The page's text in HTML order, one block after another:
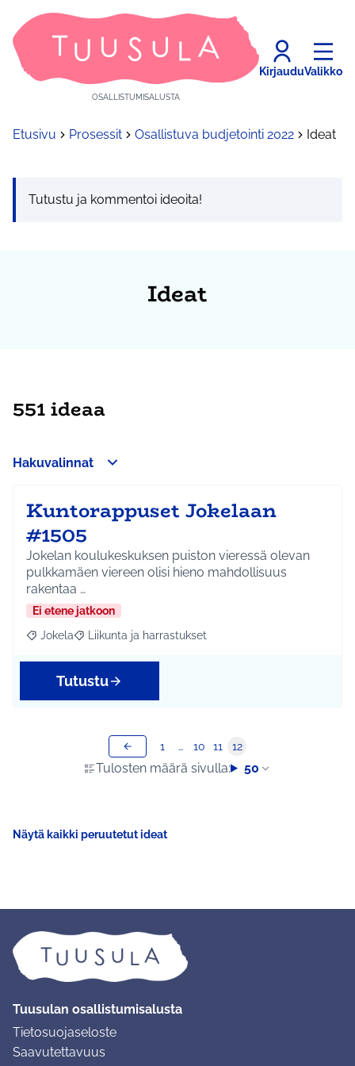
OSALLISTUMISALUSTA
KirjauduValikko
Etusivu Prosessit Osallistuva budjetointi 2022 Ideat
Tutustu ja kommentoi ideoita!
Ideat
551 ideaa
Hakuvalinnat
Kuntorappuset Jokelaan
#1505
Jokelan koulukeskuksen puiston vieressä olevan
pulkkamäen viereen olisi hieno mahdollisuus
rakentaa …
Ei etene jatkoon
Rajaa tulokset aihepiirin mukaan: Jokela
Jokela Rajaa tulokset teeman mukaan: Liikunta ja
Liikunta ja harrastukset
Tutustu
Tulosten määrä sivulla: 50
1 … 10 11 12
Näytä kaikki peruutetut ideat
Tuusulan osallistumisalusta
Tietosuojaseloste
Saavutettavuus